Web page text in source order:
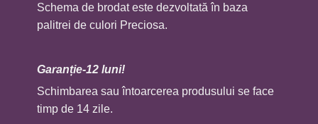
Schema de brodat este dezvoltată în baza
palitrei de culori Preciosa.
Garanție-12 luni!
Schimbarea sau întoarcerea produsului se face
timp de 14 zile.